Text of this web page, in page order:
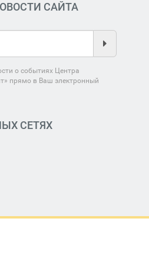
САЙТА
о событиях Центра
прямо в Ваш электронный
СЕТЯХ